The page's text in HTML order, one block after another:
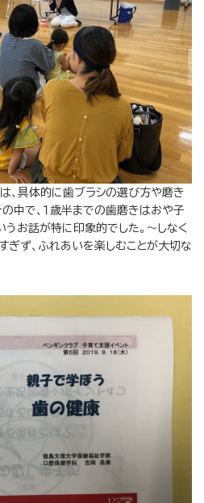
、具体的に歯ブラシの選び方や磨き
中で、１歳半までの歯磨きはおや子
うお話が特に印象的でした。～しなく
ぎず、ふれあいを楽しむことが大切な